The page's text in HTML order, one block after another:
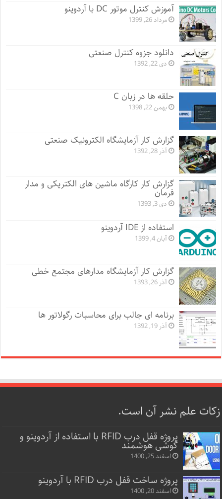
آموزش کنترل موتور DC با آردوینو
مرداد 26, 1399
دانلود جزوه کنترل صنعتی
دی 22, 1392
حلقه ها در زبان C
بهمن 22, 1398
گزارش کار آزمایشگاه الکترونیک صنعتی
آذر 28, 1392
گزارش کار کارگاه ماشین های الکتریکی و مدار
فرمان
دی 3, 1393
استفاده از IDE آردوینو
آبان 4, 1399
گزارش کار آزمایشگاه مدارهای مجتمع خطی
آذر 26, 1393
برنامه ای جالب برای محاسبات رگولاتور ها
آذر 19, 1392
زکات علم نشر آن است.
پروژه قفل‌ درب RFID با استفاده از آردوینو و
گوشی هوشمند
اسفند 25, 1400
پروژه ساخت قفل‌ درب RFID با آردوینو
اسفند 20, 1400